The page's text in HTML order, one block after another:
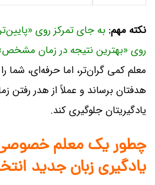
نکته مهم: به جای تمرکز روی
روی «بهترین نتیجه در زمان مشخص»
معلم کمی گران‌تر، اما حرفه‌ای، شما
هدفتان برساند و عملاً از هدر رفتن
یادگیریتان جلوگیری کند.
چطور یک معلم
یادگیری زبان جدید